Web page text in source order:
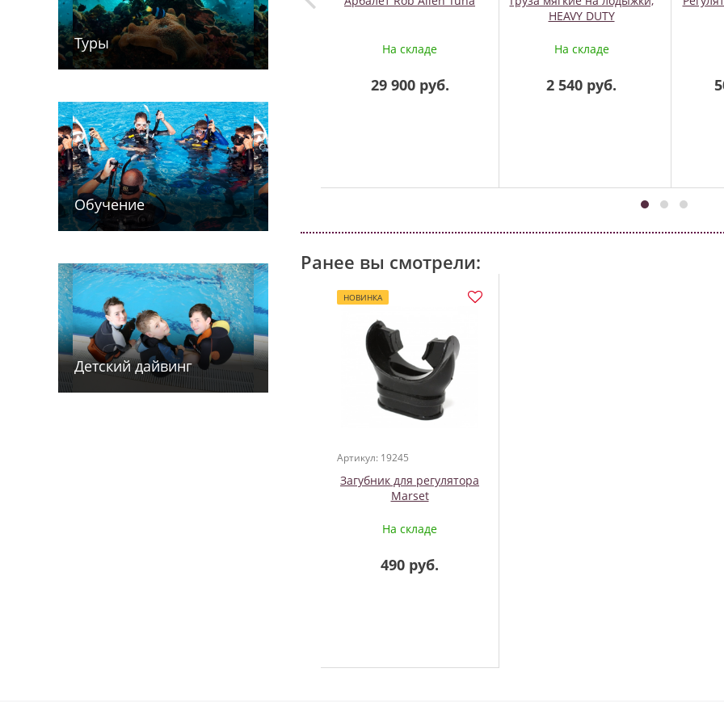
Туры
Обучение
Детский дайв­­инг
На складе
29 900 руб.
HEAVY DUTY
На складе
2 540 руб.
Ранее вы смотрели:
НОВИНКА
Артикул: 19245
Загубник для регулятора
Marset
На складе
490 руб.